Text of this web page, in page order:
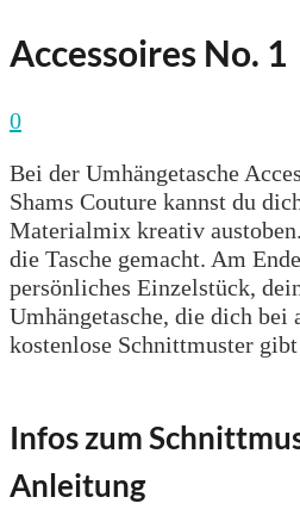
Accessoires No. 1
0
Bei der Umhängetasche
Shams Couture kannst du
Materialmix kreativ
die Tasche gemacht. Am
persönliches Einzelstück,
Umhängetasche, die dich bei
kostenlose Schnittmuster
Infos zum
Anleitung